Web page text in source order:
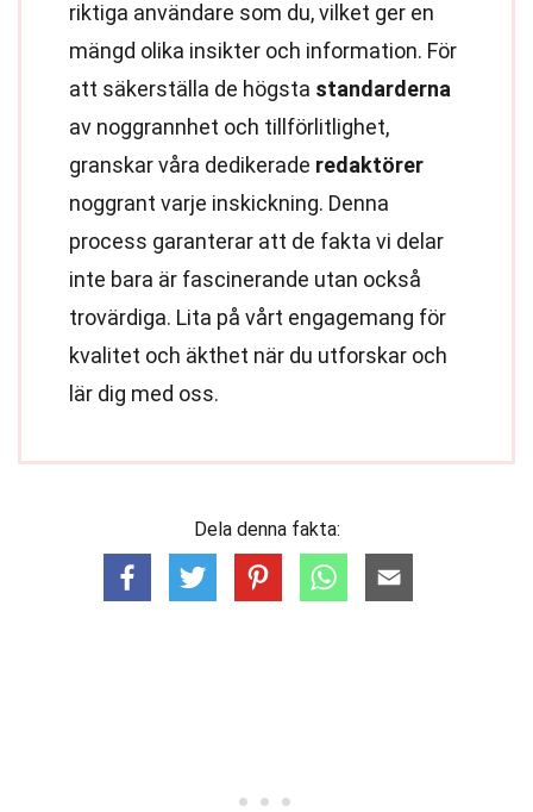
riktiga användare som du, vilket ger en
mängd olika insikter och information. För
att säkerställa de högsta standarderna
av noggrannhet och tillförlitlighet,
granskar våra dedikerade redaktörer
noggrant varje inskickning. Denna
process garanterar att de fakta vi delar
inte bara är fascinerande utan också
trovärdiga. Lita på vårt engagemang för
kvalitet och äkthet när du utforskar och
lär dig med oss.
Dela denna fakta: